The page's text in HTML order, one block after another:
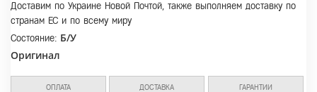
Доставим по Украине Новой Почтой, также выполняем доставку по
странам ЕС и по всему миру
Состояние: Б/У
Оригинал
ОПЛАТА ДОСТАВКА ГАРАНТИИ